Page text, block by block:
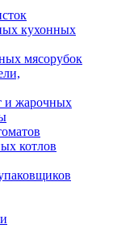
кухонных
мясорубок
и жарочных
котлов